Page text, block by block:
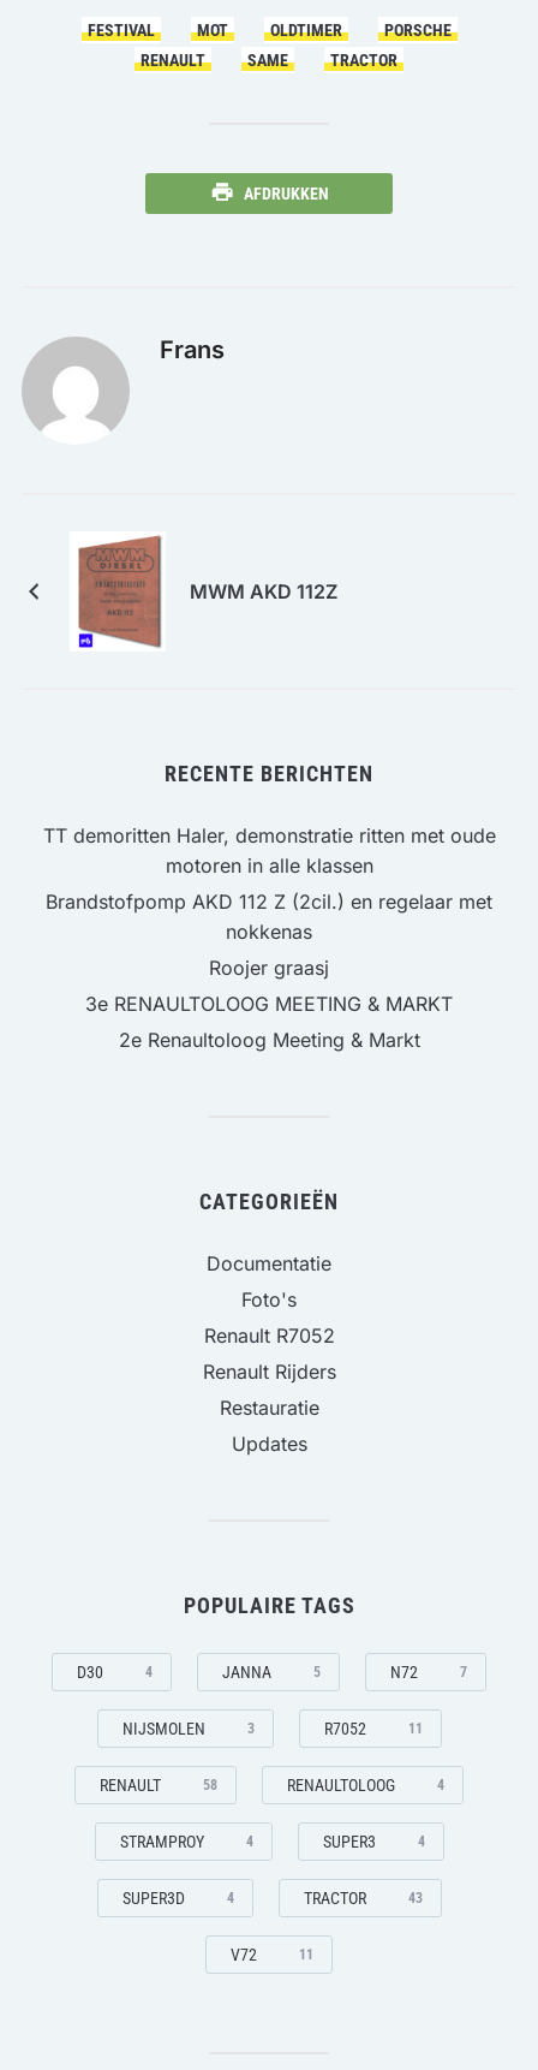
FESTIVAL MOT OLDTIMER
PORSCHE
RENAULT
SAME TRACTOR
AFDRUKKEN
Frans
MWM AKD 112Z
RECENTE BERICHTEN
TT demoritten Haler, demonstratie ritten met oude
motoren in alle klassen
Brandstofpomp AKD 112 Z (2cil.) en regelaar met
nokkenas
Roojer graasj
3e RENAULTOLOOG MEETING & MARKT
2e Renaultoloog Meeting & Markt
CATEGORIEËN
Documentatie
Foto's
Renault R7052
Renault Rijders
Restauratie
Updates
POPULAIRE TAGS
D30 4 JANNA 5 N72 7
NIJSMOLEN 3 R7052 11
RENAULT 58 RENAULTOLOOG 4
STRAMPROY 4 SUPER3 4
SUPER3D 4 TRACTOR 43
V72 11